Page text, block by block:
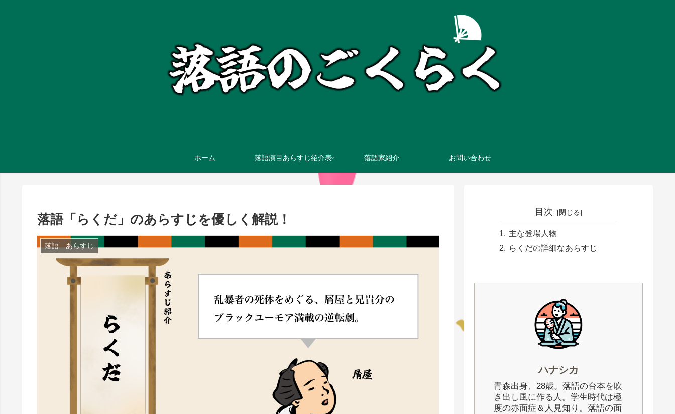
ホーム 落語演目あらすじ紹介表 落語家紹介 お問い合わせ
落語「らくだ」のあらすじを優しく解説！
落語 あらすじ
目次
主な登場人物
らくだの詳細なあらすじ
ハナシカ
青森出身、28歳。落語の台本を吹
き出し風に作る人。学生時代は極
度の赤面症＆人見知り。落語の面